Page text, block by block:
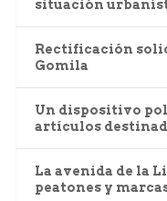
situación
Rectificación
Gomila
Un dispositivo
artículos
La avenida de la
peatones y